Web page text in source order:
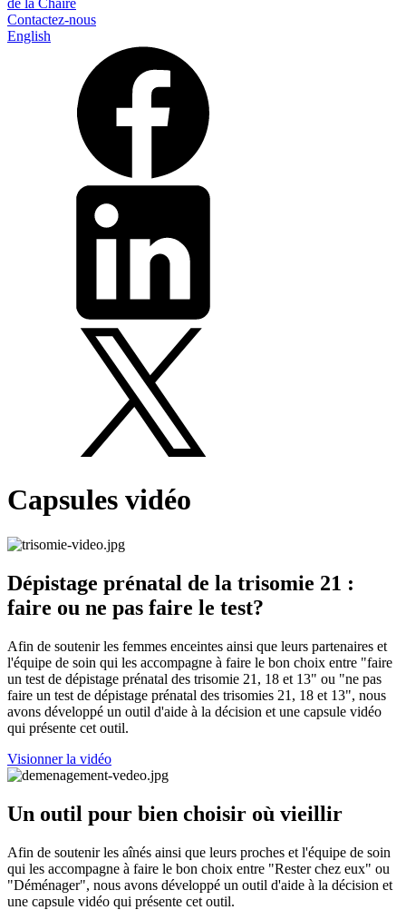
de la Chaire
Contactez-nous
English
Capsules vidéo
Dépistage prénatal de la trisomie 21 :
faire ou ne pas faire le test?
Afin de soutenir les femmes enceintes ainsi que leurs partenaires et
l'équipe de soin qui les accompagne à faire le bon choix entre "faire
un test de dépistage prénatal des trisomie 21, 18 et 13" ou "ne pas
faire un test de dépistage prénatal des trisomies 21, 18 et 13", nous
avons développé un outil d'aide à la décision et une capsule vidéo
qui présente cet outil.
Visionner la vidéo
Un outil pour bien choisir où vieillir
Afin de soutenir les aînés ainsi que leurs proches et l'équipe de soin
qui les accompagne à faire le bon choix entre "Rester chez eux" ou
"Déménager", nous avons développé un outil d'aide à la décision et
une capsule vidéo qui présente cet outil.